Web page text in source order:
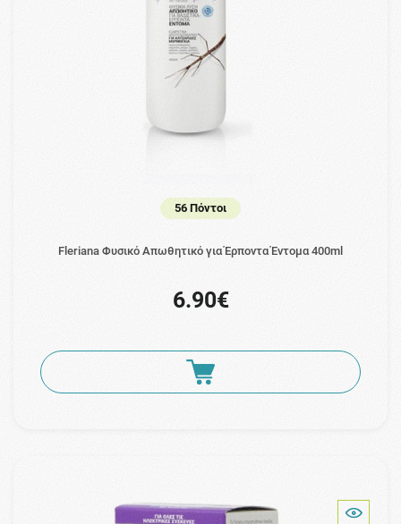
56 Πόντοι
Fleriana Φυσικό Απωθητικό για Έρποντα Έντομα 400ml
6.90€